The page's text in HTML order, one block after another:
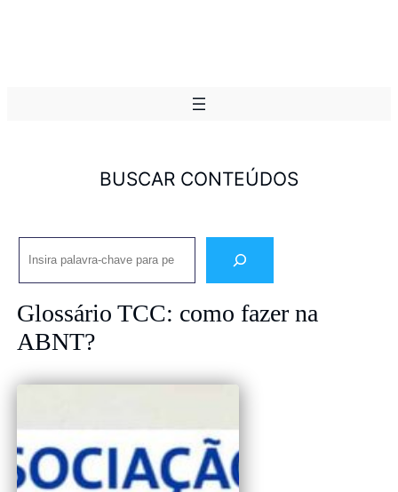
BUSCAR CONTEÚDOS
Pesquisar
Glossário TCC: como fazer na
ABNT?